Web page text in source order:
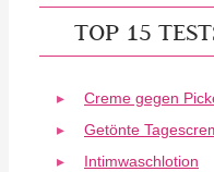
TOP 15
Creme gegen
Getönte
Intimwaschlotion